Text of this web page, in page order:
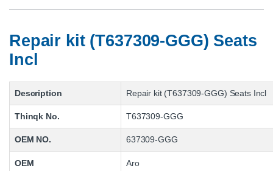
Repair kit (T637309-GGG) Seats
Incl
Description Repair kit (T637309-GGG) Seats Incl
Thinqk No. T637309-GGG
OEM NO. 637309-GGG
OEM Aro